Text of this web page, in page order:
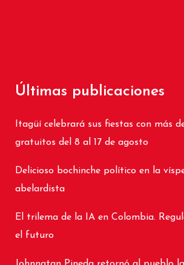
Últimas publicaciones
Itagüí celebrará sus fiestas con más
gratuitos del 8 al 17 de agosto
Delicioso bochinche político en la
abelardista
El trilema de la IA en Colombia.
el futuro